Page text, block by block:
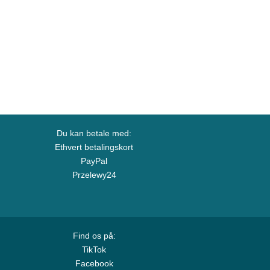
Du kan betale med:
Ethvert betalingskort
PayPal
Przelewy24
Find os på:
TikTok
Facebook